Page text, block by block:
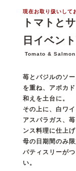
現在お取り扱いして
トマトと
日イベント
Tomato &
苺とバジルのソ
を重ね、アボカ
和えを土台に。
その上に、白ワ
アスパラガス、
ンス料理に仕上げ
母の日期間のみ
パティスリーが
い。